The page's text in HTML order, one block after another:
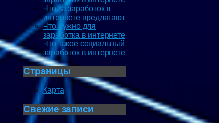
Что за заработок в
интернете предлагают
Что нужно для
заработка в интернете
Что такое социальный
заработок в интернете
Страницы
Карта
Свежие записи